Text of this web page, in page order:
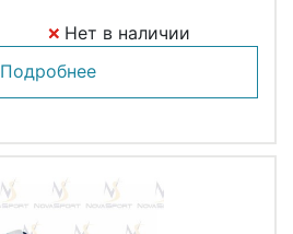
Нет в наличии
Подробнее